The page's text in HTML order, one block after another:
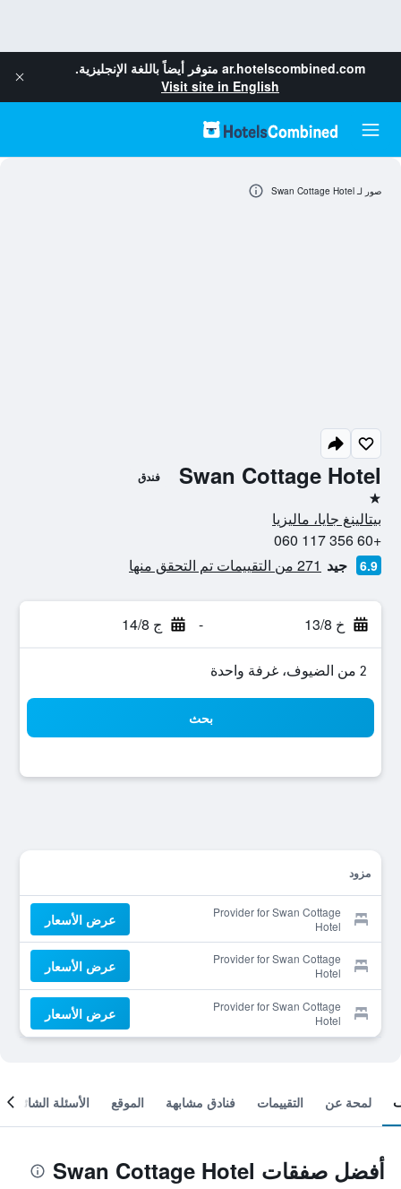
ar.hotelscombined.com متوفر أيضاً باللغة الإنجليزية.
Visit site in English
Swan Cottage Hotel فندق
نجمة واحدة
بيتالينغ جايا، ماليزيا
+60 356 117 060
6.9 جيد 271 من التقييمات تم التحقق منها
خ 13/8 - ج 14/8
2 من الضيوف، غرفة واحدة
بحث
مزود
Provider for Swan Cottage
Hotel
عرض الأسعار
Provider for Swan Cottage
Hotel
عرض الأسعار
Provider for Swan Cottage
Hotel
عرض الأسعار
صور لـ Swan Cottage Hotel
لمحة عن التقييمات فنادق مشابهة الموقع الأسئلة الشائعة
أفضل صفقات Swan Cottage Hotel